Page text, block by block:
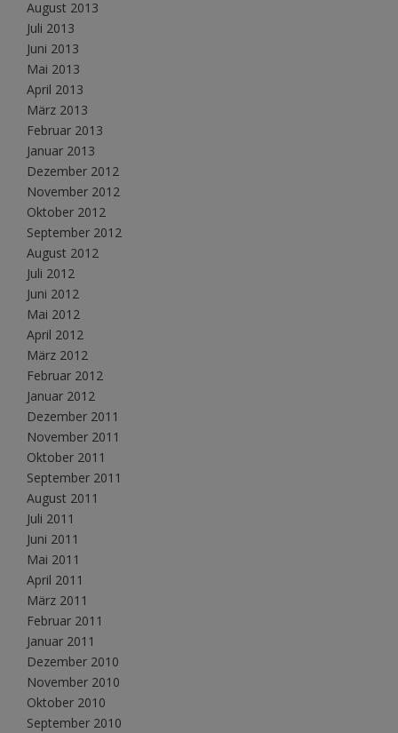
August 2013
Juli 2013
Juni 2013
Mai 2013
April 2013
März 2013
Februar 2013
Januar 2013
Dezember 2012
November 2012
Oktober 2012
September 2012
August 2012
Juli 2012
Juni 2012
Mai 2012
April 2012
März 2012
Februar 2012
Januar 2012
Dezember 2011
November 2011
Oktober 2011
September 2011
August 2011
Juli 2011
Juni 2011
Mai 2011
April 2011
März 2011
Februar 2011
Januar 2011
Dezember 2010
November 2010
Oktober 2010
September 2010